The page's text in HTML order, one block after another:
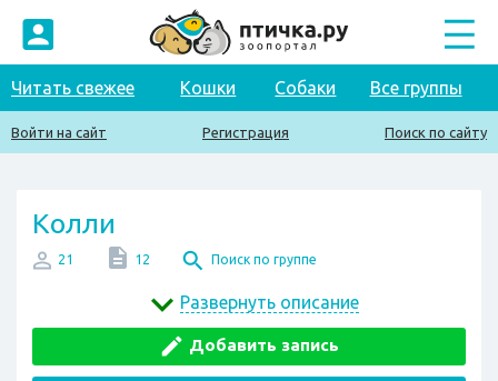
Читать свежее Кошки Собаки Все группы
Войти на сайт Регистрация Поиск по сайту
Колли
21 12 Поиск по группе
Развернуть описание
Добавить запись